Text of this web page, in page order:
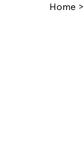
Home >